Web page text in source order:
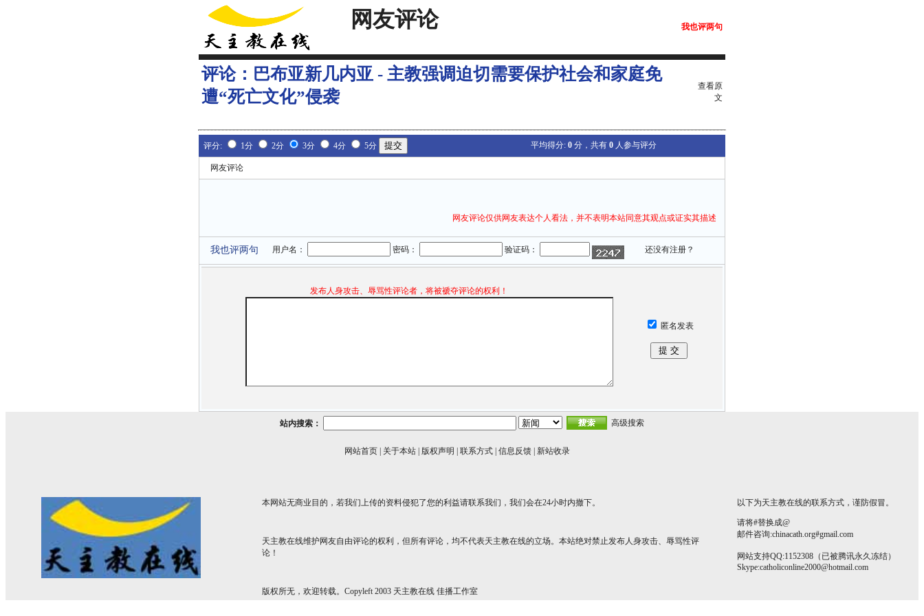
网友评论 我也评两句
评论： 巴布亚新几内亚 - 主教强调迫切需要保护社会和家庭免
遭“死亡文化”侵袭
查看原
文
评分: 1分 2分 3分 4分 5分 平均得分: 0 分，共有 0 人参与评分
网友评论
网友评论仅供网友表达个人看法，并不表明本站同意其观点或证实其描述
我也评两句 用户名： 密码： 验证码： 还没有注册？
发布人身攻击、辱骂性评论者，将被褫夺评论的权利！
匿名发表
站内搜索： 高级搜索
网站首页 关于本站 版权声明 联系方式 信息反馈 新站收录
本网站无商业目的，若我们上传的资料侵犯了您的利益请联系我们，我们会在24小时内撤下。
天主教在线维护网友自由评论的权利，但所有评论，均不代表天主教在线的立场。本站绝对禁止发布人身攻击、辱骂性评
论！
版权所无，欢迎转载。Copyleft 2003 天主教在线 佳播工作室
以下为天主教在线的联系方式，谨防假冒。
请将#替换成@
邮件咨询:chinacath.org#gmail.com
网站支持QQ:1152308（已被腾讯永久冻结）
Skype:catholiconline2000@hotmail.com